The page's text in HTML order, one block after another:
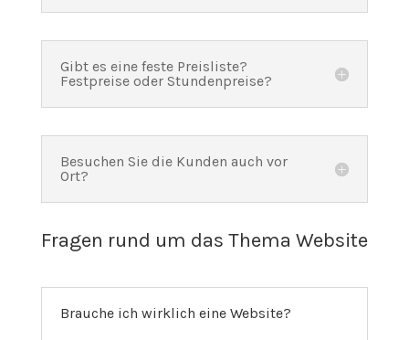
Gibt es eine feste Preisliste?
Festpreise oder Stundenpreise?
Besuchen Sie die Kunden auch vor
Ort?
Fragen rund um das Thema Website
Brauche ich wirklich eine Website?